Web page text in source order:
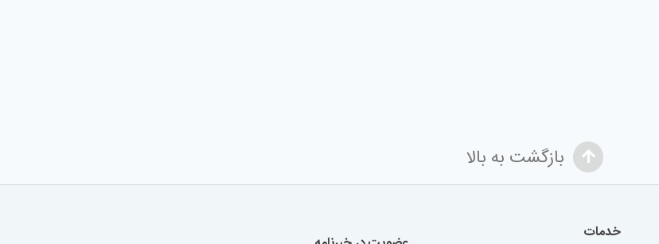
بازگشت به بالا
خدمات